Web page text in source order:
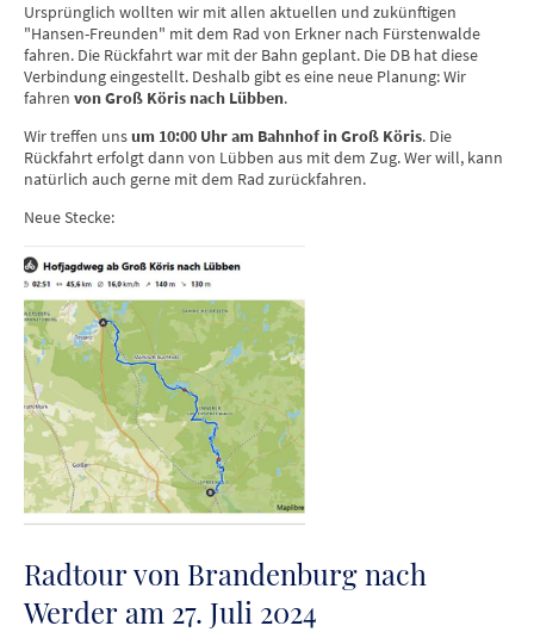
Ursprünglich wollten wir mit allen aktuellen und zukünftigen
"Hansen-Freunden" mit dem Rad von Erkner nach Fürstenwalde
fahren. Die Rückfahrt war mit der Bahn geplant. Die DB hat diese
Verbindung eingestellt. Deshalb gibt es eine neue Planung: Wir
fahren von Groß Köris nach Lübben.
Wir treffen unsum 10:00 Uhr am Bahnhof in Groß Köris. Die
Rückfahrt erfolgt dann von Lübben aus mit dem Zug. Wer will, kann
natürlich auch gerne mit dem Rad zurückfahren.
Neue Stecke:
Radtour von Brandenburg nach
Werder am 27. Juli 2024